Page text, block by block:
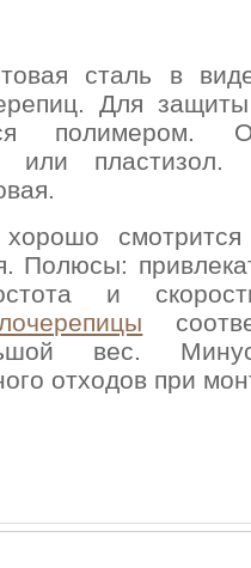
сталь в
Для
полимером.
или пластизол.
хорошо
Полюсы:
и
вес.
отходов при